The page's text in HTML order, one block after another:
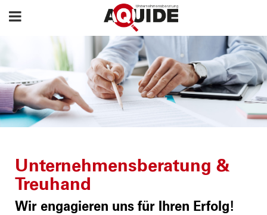
Unternehmensberatung &
Treuhand
Wir engagieren uns für Ihren Erfolg!